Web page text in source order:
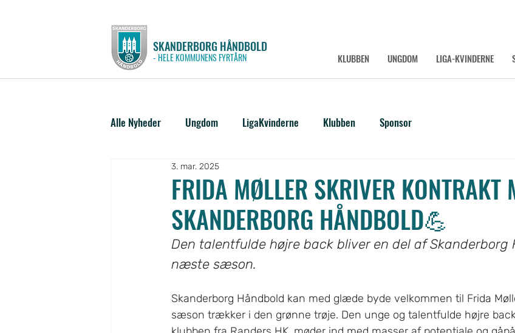
SKANDERBORG HÅNDBOLD
- HELE KOMMUNENS FYRTÅRN KLUBBEN UNGDOM LIGA-KVINDERNE
Alle Nyheder Ungdom LigaKvinderne Klubben Sponsor
FRIDA MØLLER SKRIVER KONTRAKT
SKANDERBORG HÅNDBOLD💪
3. mar. 2025
Den talentfulde højre back bliver en del af Skanderborg
næste sæson.
Skanderborg Håndbold kan med glæde byde velkommen til Frida
sæson trækker i den grønne trøje. Den unge og talentfulde højre